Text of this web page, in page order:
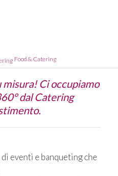
Food & Catering
misura! Ci occupiamo
dal Catering
eventi e banqueting che